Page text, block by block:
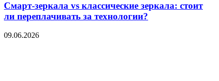
Смарт-зеркала vs классические зеркала: стоит
ли переплачивать за технологии?
09.06.2026